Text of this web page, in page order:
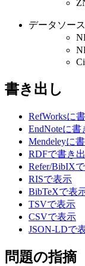
データソー
書き出し
RefWorksに
EndNoteに書
Mendeleyに
RDFで書き
Refer/BibIX
RISで表示
BibTeXで表
TSVで表示
CSVで表示
JSON-LDで
問題の指摘